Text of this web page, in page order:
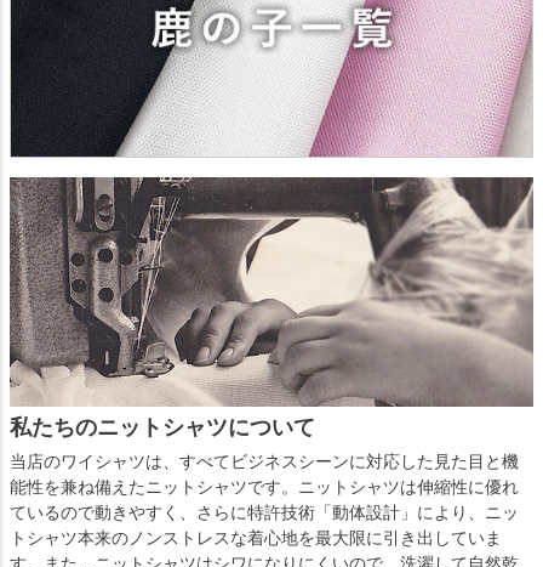
私たちのニットシャツについて
当店のワイシャツは、すべてビジネスシーンに対応した見た目と機
能性を兼ね備えたニットシャツです。ニットシャツは伸縮性に優れ
ているので動きやすく、さらに特許技術「動体設計」により、ニッ
トシャツ本来のノンストレスな着心地を最大限に引き出していま